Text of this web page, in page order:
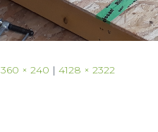
360 × 240 | 4128 × 2322